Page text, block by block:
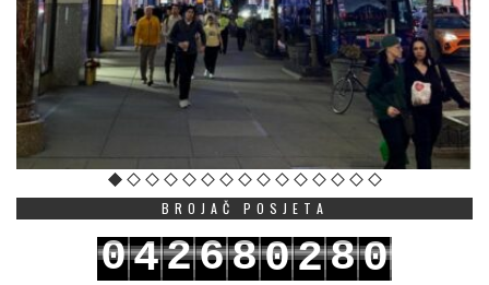
BROJAČ POSJETA
042680280